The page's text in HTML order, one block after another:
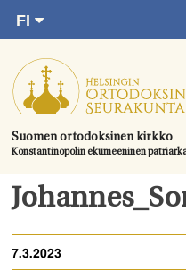
suoraan
sisältöön.
Suomen ortodoksinen kirkko
Konstantinopolin ekumeeninen
FI
SV
EN
UA
Etusivu
Ajankohtaista
Juhlat & toimitukset
Kirkot
Tule mukaan
7.3.2023